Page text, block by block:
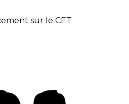
sur le CET